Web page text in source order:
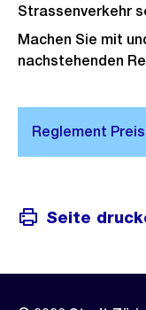
Strassenverkehr
Machen Sie mit
nachstehenden
Seite